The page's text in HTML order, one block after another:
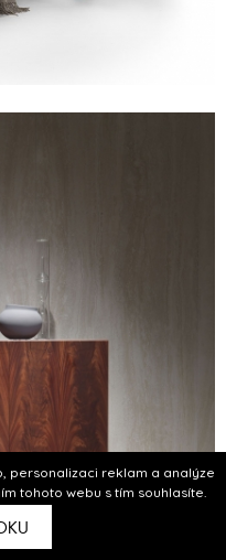
personalizaci reklam a analýze
tohoto webu s tím souhlasíte.